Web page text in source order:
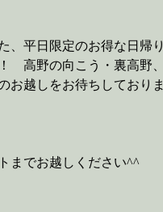
平日限定のお得な日帰り
高野の向こう・裏高野、
越しをお待ちしておりま
までお越しください^^